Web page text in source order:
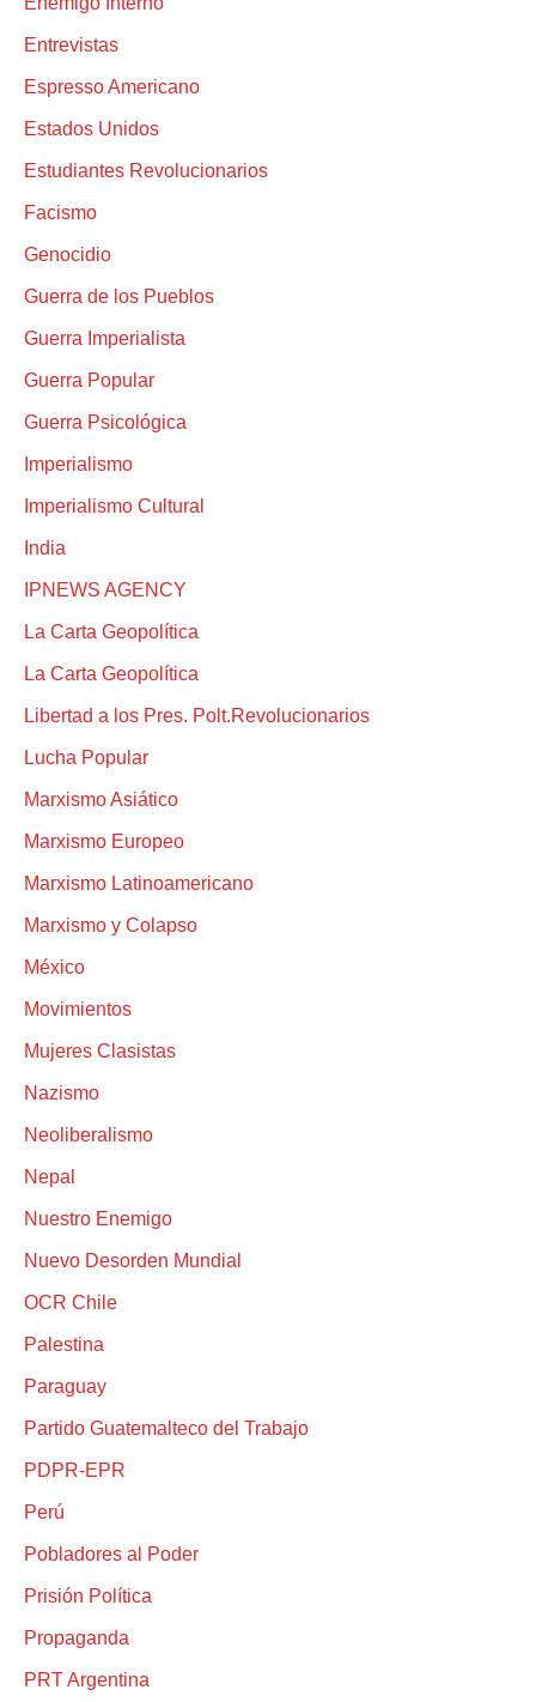
Entrevistas
Espresso Americano
Estados Unidos
Estudiantes Revolucionarios
Facismo
Genocidio
Guerra de los Pueblos
Guerra Imperialista
Guerra Popular
Guerra Psicológica
Imperialismo
Imperialismo Cultural
India
IPNEWS AGENCY
La Carta Geopolítica
La Carta Geopolítica
Libertad a los Pres. Polt.Revolucionarios
Lucha Popular
Marxismo Asiático
Marxismo Europeo
Marxismo Latinoamericano
Marxismo y Colapso
México
Movimientos
Mujeres Clasistas
Nazismo
Neoliberalismo
Nepal
Nuestro Enemigo
Nuevo Desorden Mundial
OCR Chile
Palestina
Paraguay
Partido Guatemalteco del Trabajo
PDPR-EPR
Perú
Pobladores al Poder
Prisión Política
Propaganda
PRT Argentina